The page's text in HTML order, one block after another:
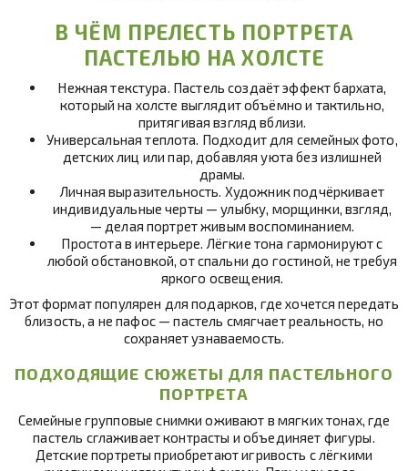
В ЧЁМ ПРЕЛЕСТЬ ПОРТРЕТА
ПАСТЕЛЬЮ НА ХОЛСТЕ
Нежная текстура. Пастель создаёт эффект бархата,
который на холсте выглядит объёмно и тактильно,
притягивая взгляд вблизи.
Универсальная теплота. Подходит для семейных фото,
детских лиц или пар, добавляя уюта без излишней
драмы.
Личная выразительность. Художник подчёркивает
индивидуальные черты — улыбку, морщинки, взгляд,
— делая портрет живым воспоминанием.
Простота в интерьере. Лёгкие тона гармонируют с
любой обстановкой, от спальни до гостиной, не требуя
яркого освещения.
Этот формат популярен для подарков, где хочется передать
близость, а не пафос — пастель смягчает реальность, но
сохраняет узнаваемость.
ПОДХОДЯЩИЕ СЮЖЕТЫ ДЛЯ ПАСТЕЛЬНОГО
ПОРТРЕТА
Семейные групповые снимки оживают в мягких тонах, где
пастель сглаживает контрасты и объединяет фигуры.
Детские портреты приобретают игривость с лёгкими